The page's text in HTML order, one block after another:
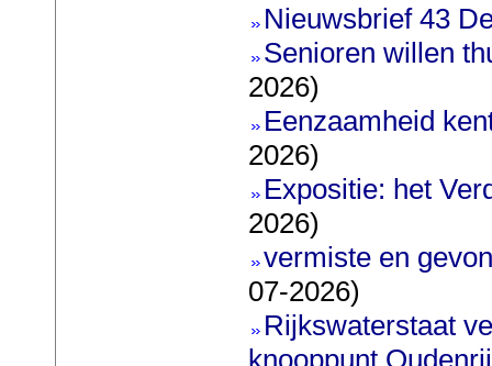
Nieuwsbrief 43
Senioren willen
2026)
Eenzaamheid
2026)
Expositie: het
2026)
vermiste en
07-2026)
Rijkswaterstaat
knooppunt